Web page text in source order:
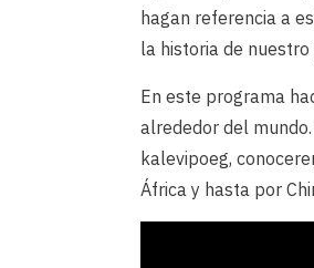
hagan referencia a
la historia de
En este programa
alrededor del
kalevipoeg,
África y hasta por